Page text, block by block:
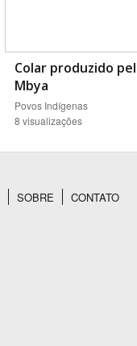
Colar produzido
Mbya
Povos Indígenas
8 visualizações
SOBRE CONTATO